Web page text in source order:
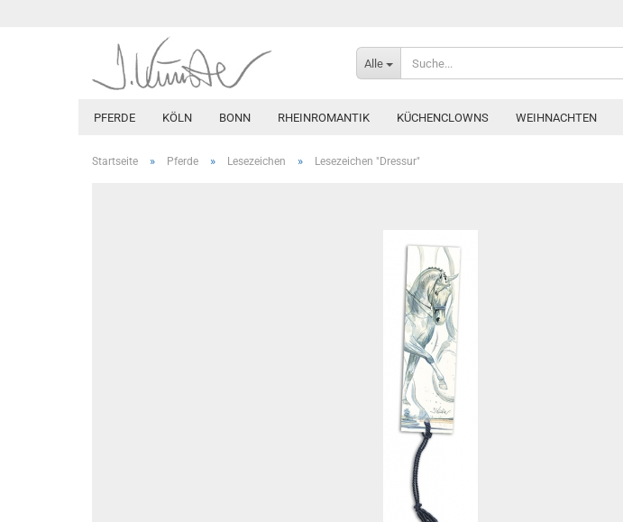
Alle
PFERDE KÖLN BONN RHEINROMANTIK KÜCHENCLOWNS WEIHNACHTEN
Startseite » Pferde » Lesezeichen » Lesezeichen "Dressur"